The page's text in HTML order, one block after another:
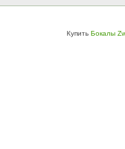
Купить Бокалы